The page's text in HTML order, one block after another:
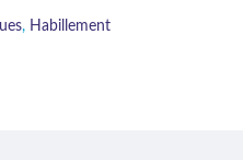
, Habillement